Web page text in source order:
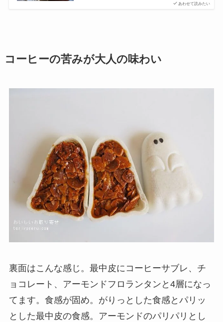
あわせて読みたい
コーヒーの苦みが大人の味わい
裏面はこんな感じ。最中皮にコーヒーサブレ、チ
ョコレート、アーモンドフロランタンと4層になっ
てます。食感が固め。がりっとした食感とパリッ
とした最中皮の食感。アーモンドのパリパリとし